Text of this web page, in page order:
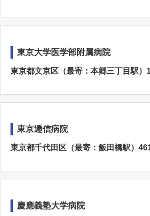
東京大学医学部附属病院
東京都文京区（最寄：本郷三丁目駅）
東京逓信病院
東京都千代田区（最寄：飯田橋駅）
慶應義塾大学病院